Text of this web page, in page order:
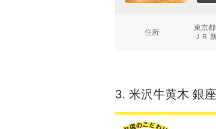
住所
東京
ＪＲ
3. 米沢牛黄木 銀